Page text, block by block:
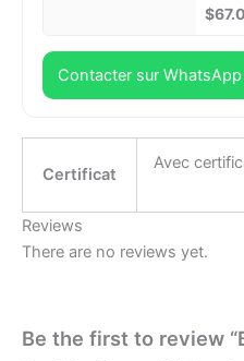
Contacter sur WhatsApp
Certificat
Avec
Reviews
There are no reviews yet.
Be the first to review